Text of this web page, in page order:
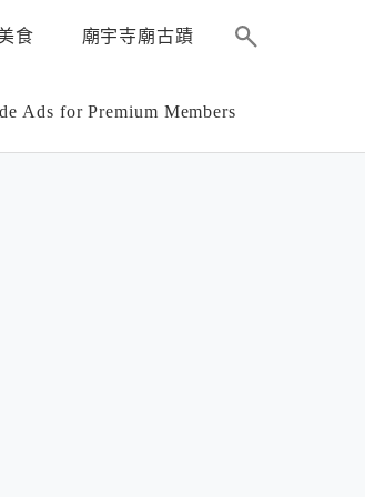
食 廟宇寺廟古蹟
Ads for Premium Members